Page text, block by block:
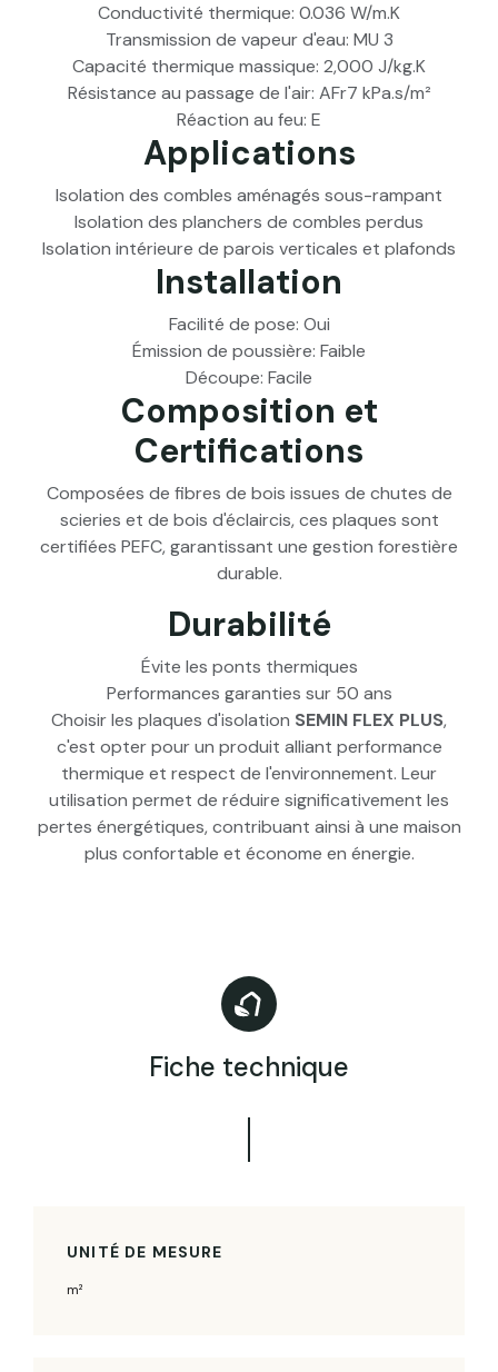
Conductivité thermique: 0.036 W/m.K
Transmission de vapeur d'eau: MU 3
Capacité thermique massique: 2,000 J/kg.K
Résistance au passage de l'air: AFr7 kPa.s/m²
Réaction au feu: E
Applications
Isolation des combles aménagés sous-rampant
Isolation des planchers de combles perdus
Isolation intérieure de parois verticales et plafonds
Installation
Facilité de pose: Oui
Émission de poussière: Faible
Découpe: Facile
Composition et
Certifications
Composées de fibres de bois issues de chutes de
scieries et de bois d'éclaircis, ces plaques sont
certifiées PEFC, garantissant une gestion forestière
durable.
Durabilité
Évite les ponts thermiques
Performances garanties sur 50 ans
Choisir les plaques d'isolation SEMIN FLEX PLUS,
c'est opter pour un produit alliant performance
thermique et respect de l'environnement. Leur
utilisation permet de réduire significativement les
pertes énergétiques, contribuant ainsi à une maison
plus confortable et économe en énergie.
Fiche technique
UNITÉ DE MESURE
m²